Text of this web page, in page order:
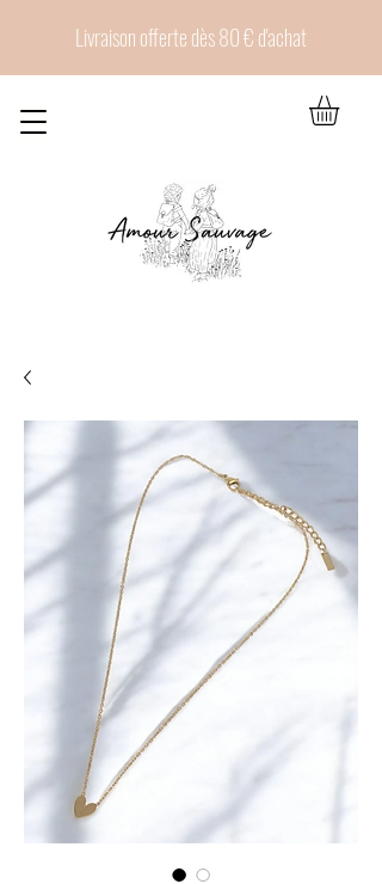
Livraison offerte dès 80 € d'achat